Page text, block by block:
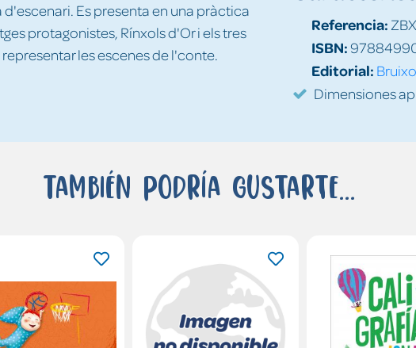
Es presenta en una pràctica
protagonistes, Rínxols d'Or i els tres
les escenes de l'conte.
Referencia:
ISBN:
Editorial:
Dimensiones
También podría gustarte...